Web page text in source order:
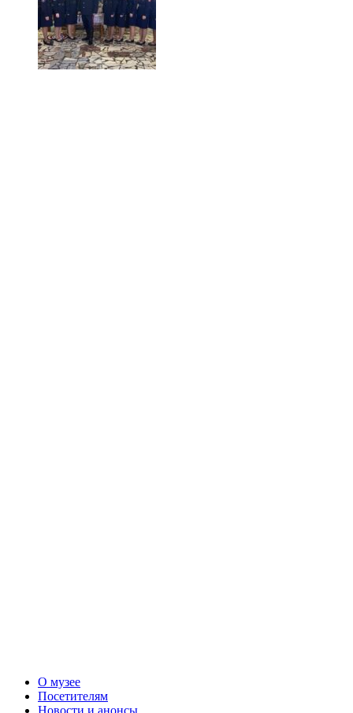
О музее
Посетителям
Новости и анонсы